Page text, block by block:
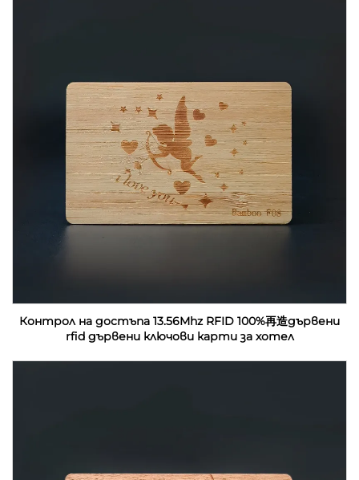
Контрол на достъпа 13.56Mhz RFID 100%再造дървени
rfid дървени ключови карти за хотел